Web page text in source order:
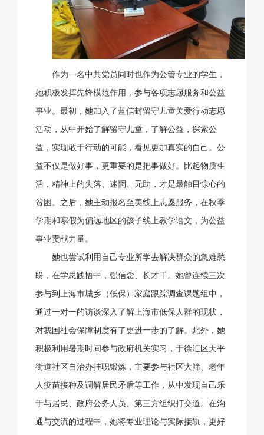
作为一名中共党员同时也作为公管专业的学生，
她积极发挥先锋模范作用，参与各项志愿服务和公益
事业。最初，她加入了蓝信封留守儿童关爱行动志愿
活动，从中开始了解留守儿童，了解公益，探索公
益，实现敢于行动的可能，看见更加真实的自己。公
益不仅是做好事，更重要的是把事做好。比起物质生
活，精神上的失落、迷惘、无助，才是最触目惊心的
贫困。之后，她主动报名至美线上志愿服务，在秋季
学期和寒假为偏远地区的孩子线上教学语文，为公益
事业贡献力量。
她也尝试利用自己专业所学去解决群众的急难愁
盼，在学思践悟中，强信念、长才干。她曾连续三次
参与到上海市城乡（低保）家庭跟踪调查课题组中，
通过一对一的访谈深入了解上海市低保人群的现状，
对我国社会保障制度有了更进一步的了解。此外，她
积极利用暑期时间参与政府机关实习，于徐汇区天平
街道社区自治办挂职锻炼，主要参与社区大筛、老年
人疫苗接种及调解居民矛盾等工作，从中发现自己乐
于与居民、政府公务人员、第三方组织打交道。在沟
通与交流的过程中，她将专业理论与实际接轨，更好